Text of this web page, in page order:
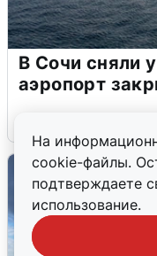
На
cookie-файлы.
подтверждаете
использование.
В Сочи сняли
аэропорт